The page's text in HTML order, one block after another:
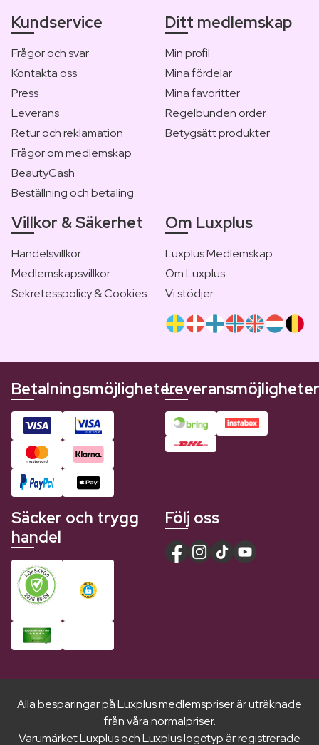
Kundservice
Frågor och svar
Kontakta oss
Press
Leverans
Retur och reklamation
Frågor om medlemskap
BeautyCash
Beställning och betaling
Ditt medlemskap
Min profil
Mina fördelar
Mina favoritter
Regelbunden order
Betygsätt produkter
Villkor & Säkerhet
Handelsvillkor
Medlemskapsvillkor
Sekretesspolicy & Cookies
Om Luxplus
Luxplus Medlemskap
Om Luxplus
Vi stödjer
BetalningsmöjligheterLeveransmöjligheter
Säcker och trygg
handel
Följ oss
Alla besparingar på Luxplus medlemspriser är uträknade
från våra normalpriser.
Varumärket Luxplus och Luxplus logotyp är registrerade